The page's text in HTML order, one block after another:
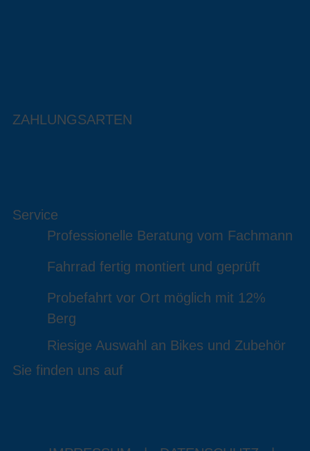
ZAHLUNGSARTEN
Service
Professionelle Beratung vom Fachmann
Fahrrad fertig montiert und geprüft
Probefahrt vor Ort möglich mit 12%
Berg
Riesige Auswahl an Bikes und Zubehör
Sie finden uns auf